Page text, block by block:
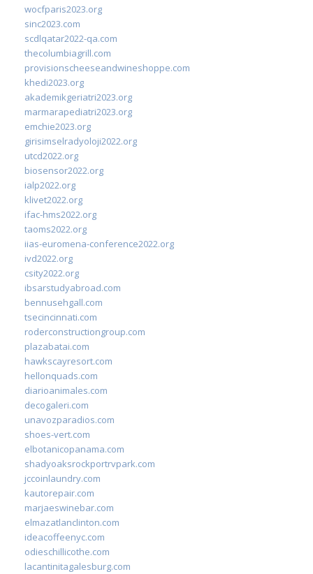
wocfparis2023.org
sinc2023.com
scdlqatar2022-qa.com
thecolumbiagrill.com
provisionscheeseandwineshoppe.com
khedi2023.org
akademikgeriatri2023.org
marmarapediatri2023.org
emchie2023.org
girisimselradyoloji2022.org
utcd2022.org
biosensor2022.org
ialp2022.org
klivet2022.org
ifac-hms2022.org
taoms2022.org
iias-euromena-conference2022.org
ivd2022.org
csity2022.org
ibsarstudyabroad.com
bennusehgall.com
tsecincinnati.com
roderconstructiongroup.com
plazabatai.com
hawkscayresort.com
hellonquads.com
diarioanimales.com
decogaleri.com
unavozparadios.com
shoes-vert.com
elbotanicopanama.com
shadyoaksrockportrvpark.com
jccoinlaundry.com
kautorepair.com
marjaeswinebar.com
elmazatlanclinton.com
ideacoffeenyc.com
odieschillicothe.com
lacantinitagalesburg.com